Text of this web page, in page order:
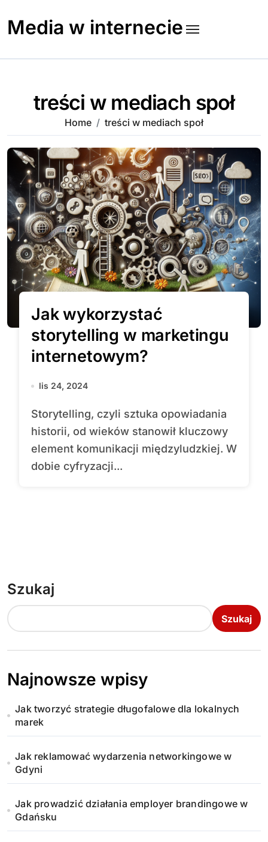
content
Media w internecie
treści w mediach społ
Home treści w mediach społ
Jak wykorzystać
storytelling w marketingu
internetowym?
lis 24, 2024
Storytelling, czyli sztuka opowiadania
historii, od wieków stanowił kluczowy
element komunikacji międzyludzkiej. W
dobie cyfryzacji...
Szukaj
Szukaj
Najnowsze wpisy
Jak tworzyć strategie długofalowe dla lokalnych
marek
Jak reklamować wydarzenia networkingowe w
Gdyni
Jak prowadzić działania employer brandingowe w
Gdańsku